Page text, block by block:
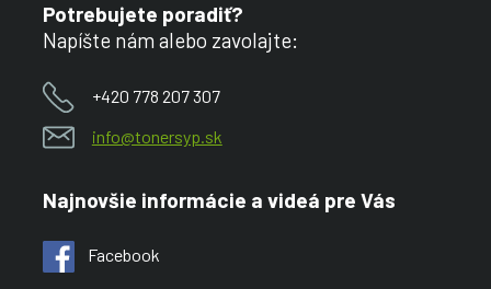
Potrebujete poradiť?
Napíšte nám alebo zavolajte:
+420 778 207 307
info@tonersyp.sk
Najnovšie informácie a videá pre Vás
Facebook